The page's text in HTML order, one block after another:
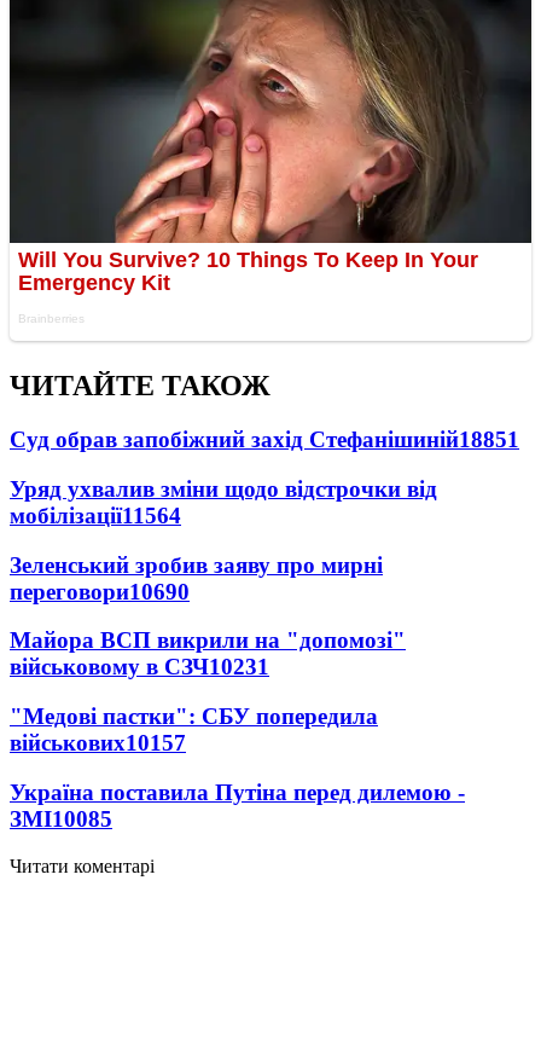
ЧИТАЙТЕ ТАКОЖ
Суд обрав запобіжний захід Стефанішиній18851
Уряд ухвалив зміни щодо відстрочки від
мобілізації11564
Зеленський зробив заяву про мирні
переговори10690
Майора ВСП викрили на "допомозі"
військовому в СЗЧ10231
"Медові пастки": СБУ попередила
військових10157
Україна поставила Путіна перед дилемою -
ЗМІ10085
Читати коментарі